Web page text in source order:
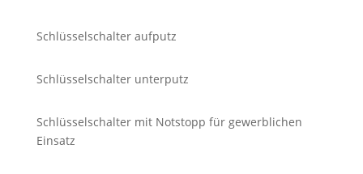
Schlüsselschalter aufputz
Schlüsselschalter unterputz
Schlüsselschalter mit Notstopp für gewerblichen
Einsatz